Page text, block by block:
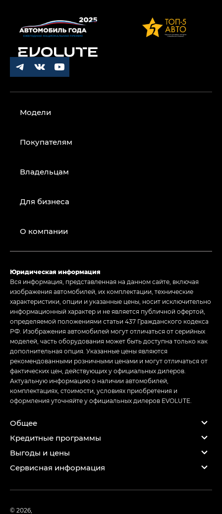
Модели
Покупателям
Владельцам
Для бизнеса
О компании
Юридическая информация
Вся информация, представленная на данном сайте, включая
изображения автомобилей, их комплектации, технические
характеристики, опции и указанные цены, носит исключительно
информационный характер и не является публичной офертой,
определяемой положениями статьи 437 Гражданского кодекса
РФ. Изображения автомобилей могут отличаться от серийных
моделей, часть оборудования может быть доступна только как
дополнительная опция. Указанные цены являются
рекомендованными розничными ценами и могут отличаться от
фактических цен, действующих у официальных дилеров.
Актуальную информацию о наличии автомобилей,
комплектациях, стоимости, условиях приобретения и
оформления уточняйте у официальных дилеров EVOLUTE.
Общее
Кредитные программы
Выгоды и цены
Сервисная информация
© 2026,